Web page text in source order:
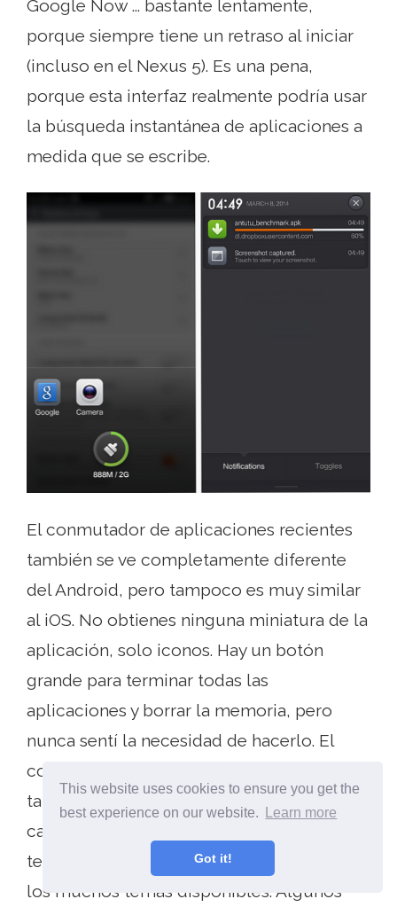
This website uses cookies to ensure you get the
best experience on our website.
Learn more
Got it!
Google Now ... bastante lentamente,
porque siempre tiene un retraso al iniciar
(incluso en el Nexus 5). Es una pena,
porque esta interfaz realmente podría usar
la búsqueda instantánea de aplicaciones a
medida que se escribe.
El conmutador de aplicaciones recientes
también se ve completamente diferente
del Android, pero tampoco es muy similar
al iOS. No obtienes ninguna miniatura de la
aplicación, solo iconos. Hay un botón
grande para terminar todas las
aplicaciones y borrar la memoria, pero
nunca sentí la necesidad de hacerlo. El
control deslizante de notificaciones
también se ve diferente. Pero puede
cambiar la estética iniciando la tienda de
temas incorporada y descargando uno de
los muchos temas disponibles. Algunos